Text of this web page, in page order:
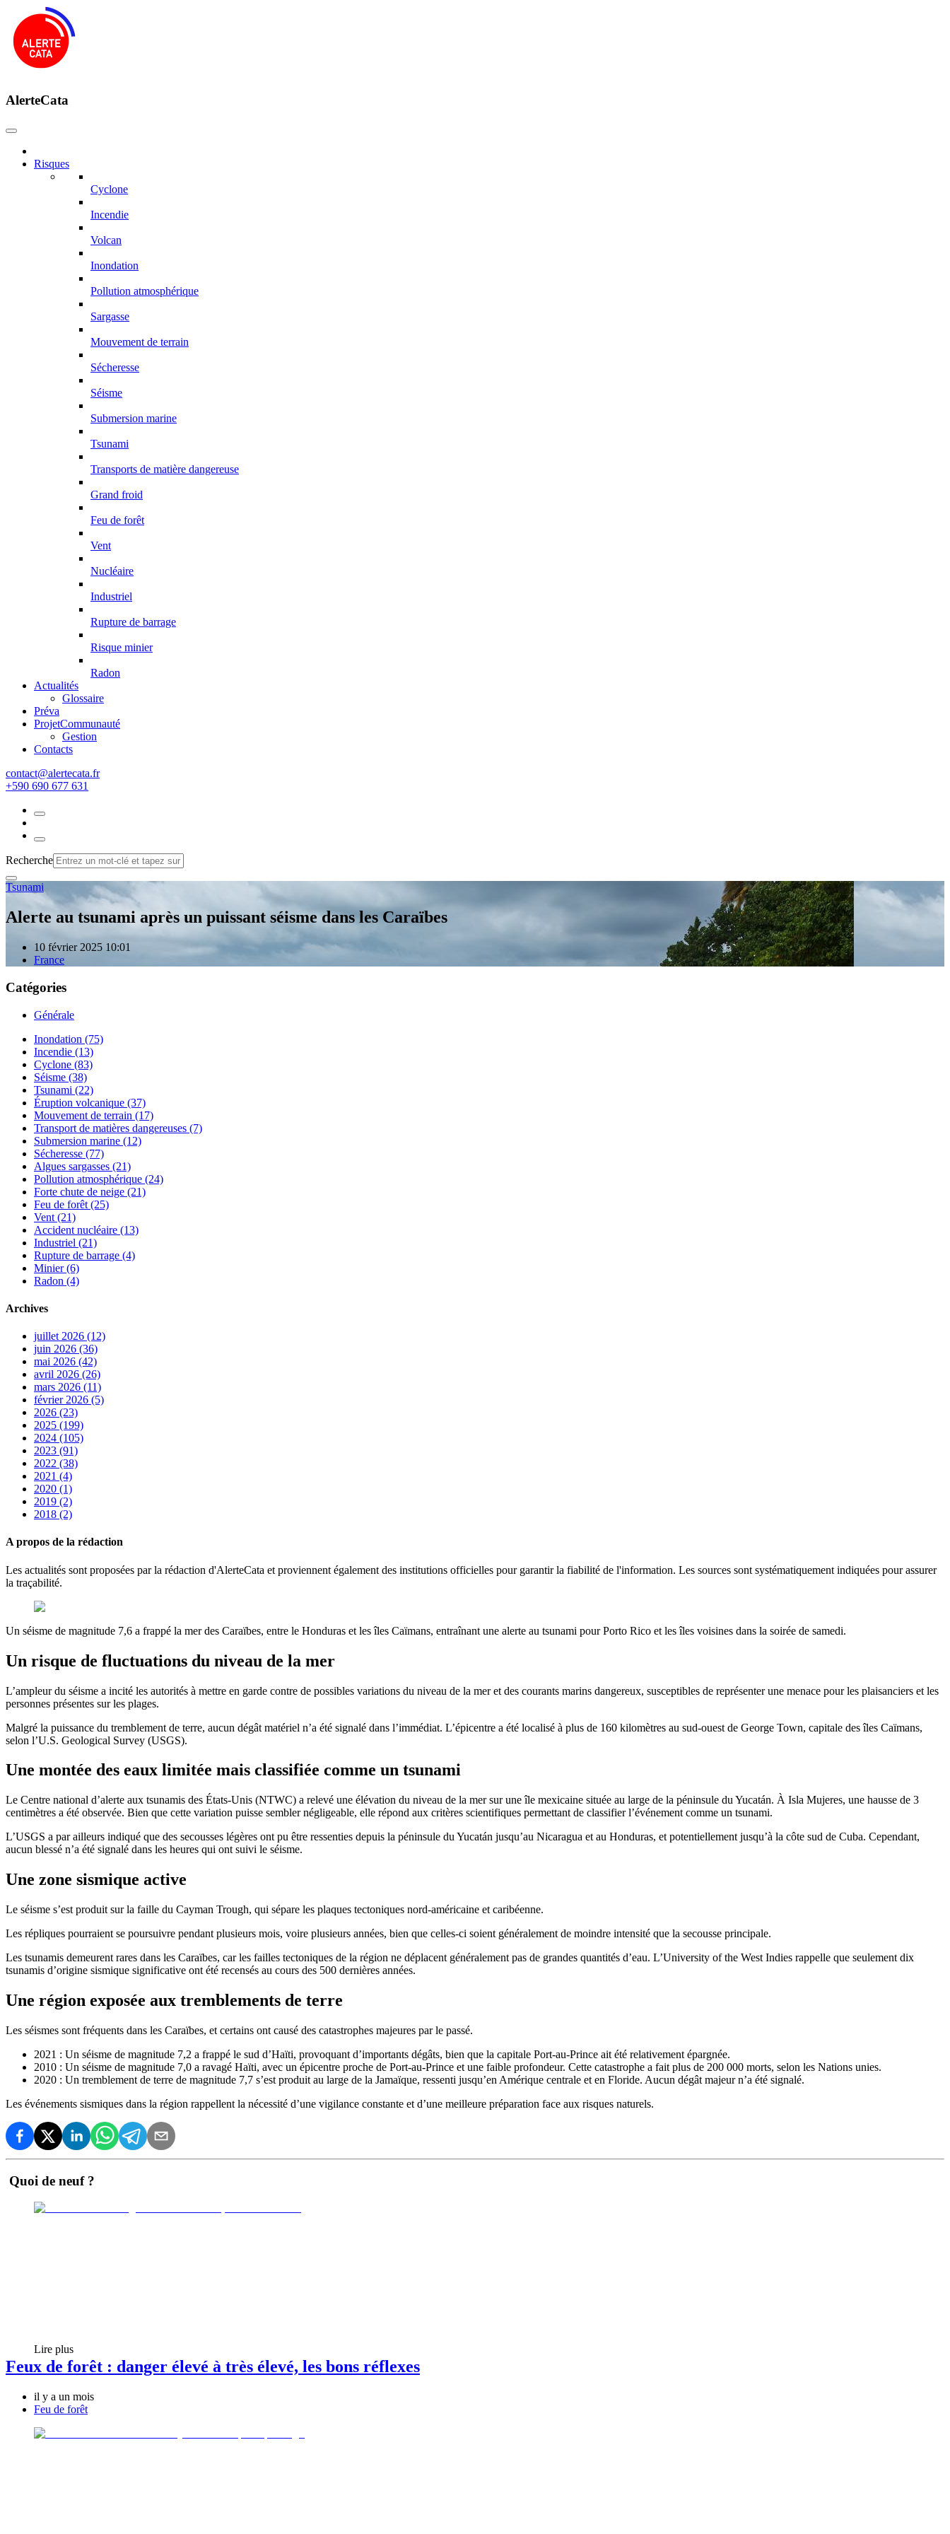
AlerteCata
Risques
Cyclone
Incendie
Volcan
Inondation
Pollution atmosphérique
Sargasse
Mouvement de terrain
Sécheresse
Séisme
Submersion marine
Tsunami
Transports de matière dangereuse
Grand froid
Feu de forêt
Vent
Nucléaire
Industriel
Rupture de barrage
Risque minier
Radon
Actualités
Glossaire
Préva
ProjetCommunauté
Gestion
Contacts
rf.atacetrela@tcatnoc
+590 690 677 631
Recherche
Tsunami
Alerte au tsunami après un puissant séisme dans les Caraïbes
10 février 2025 10:01
France
Catégories
Générale
Inondation (75)
Incendie (13)
Cyclone (83)
Séisme (38)
Tsunami (22)
Éruption volcanique (37)
Mouvement de terrain (17)
Transport de matières dangereuses (7)
Submersion marine (12)
Sécheresse (77)
Algues sargasses (21)
Pollution atmosphérique (24)
Forte chute de neige (21)
Feu de forêt (25)
Vent (21)
Accident nucléaire (13)
Industriel (21)
Rupture de barrage (4)
Minier (6)
Radon (4)
Archives
juillet 2026 (12)
juin 2026 (36)
mai 2026 (42)
avril 2026 (26)
mars 2026 (11)
février 2026 (5)
2026 (23)
2025 (199)
2024 (105)
2023 (91)
2022 (38)
2021 (4)
2020 (1)
2019 (2)
2018 (2)
A propos de la rédaction
Les actualités sont proposées par la rédaction d'AlerteCata et proviennent également des institutions officielles pour garantir la fiabilité de l'information. Les sources sont systématiquement indiquées pour assurer
la traçabilité.
Un séisme de magnitude 7,6 a frappé la mer des Caraïbes, entre le Honduras et les îles Caïmans, entraînant une alerte au tsunami pour Porto Rico et les îles voisines dans la soirée de samedi.
Un risque de fluctuations du niveau de la mer
L’ampleur du séisme a incité les autorités à mettre en garde contre de possibles variations du niveau de la mer et des courants marins dangereux, susceptibles de représenter une menace pour les plaisanciers et les
personnes présentes sur les plages.
Malgré la puissance du tremblement de terre, aucun dégât matériel n’a été signalé dans l’immédiat. L’épicentre a été localisé à plus de 160 kilomètres au sud-ouest de George Town, capitale des îles Caïmans,
selon l’U.S. Geological Survey (USGS).
Une montée des eaux limitée mais classifiée comme un tsunami
Le Centre national d’alerte aux tsunamis des États-Unis (NTWC) a relevé une élévation du niveau de la mer sur une île mexicaine située au large de la péninsule du Yucatán. À Isla Mujeres, une hausse de 3
centimètres a été observée. Bien que cette variation puisse sembler négligeable, elle répond aux critères scientifiques permettant de classifier l’événement comme un tsunami.
L’USGS a par ailleurs indiqué que des secousses légères ont pu être ressenties depuis la péninsule du Yucatán jusqu’au Nicaragua et au Honduras, et potentiellement jusqu’à la côte sud de Cuba. Cependant,
aucun blessé n’a été signalé dans les heures qui ont suivi le séisme.
Une zone sismique active
Le séisme s’est produit sur la faille du Cayman Trough, qui sépare les plaques tectoniques nord-américaine et caribéenne.
Les répliques pourraient se poursuivre pendant plusieurs mois, voire plusieurs années, bien que celles-ci soient généralement de moindre intensité que la secousse principale.
Les tsunamis demeurent rares dans les Caraïbes, car les failles tectoniques de la région ne déplacent généralement pas de grandes quantités d’eau. L’University of the West Indies rappelle que seulement dix
tsunamis d’origine sismique significative ont été recensés au cours des 500 dernières années.
Une région exposée aux tremblements de terre
Les séismes sont fréquents dans les Caraïbes, et certains ont causé des catastrophes majeures par le passé.
2021 : Un séisme de magnitude 7,2 a frappé le sud d’Haïti, provoquant d’importants dégâts, bien que la capitale Port-au-Prince ait été relativement épargnée.
2010 : Un séisme de magnitude 7,0 a ravagé Haïti, avec un épicentre proche de Port-au-Prince et une faible profondeur. Cette catastrophe a fait plus de 200 000 morts, selon les Nations unies.
2020 : Un tremblement de terre de magnitude 7,7 s’est produit au large de la Jamaïque, ressenti jusqu’en Amérique centrale et en Floride. Aucun dégât majeur n’a été signalé.
Les événements sismiques dans la région rappellent la nécessité d’une vigilance constante et d’une meilleure préparation face aux risques naturels.
Quoi de neuf ?
Lire plus
Feux de forêt : danger élevé à très élevé, les bons réflexes
il y a un mois
Feu de forêt